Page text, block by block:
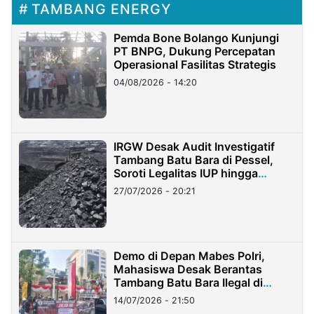
TAMBANG ENERGY
Pemda Bone Bolango Kunjungi
PT BNPG, Dukung Percepatan
Operasional Fasilitas Strategis
04/08/2026 - 14:20
IRGW Desak Audit Investigatif
Tambang Batu Bara di Pessel,
Soroti Legalitas IUP hingga
Stockpile
27/07/2026 - 20:21
Demo di Depan Mabes Polri,
Mahasiswa Desak Berantas
Tambang Batu Bara Ilegal di
Lampung
14/07/2026 - 21:50